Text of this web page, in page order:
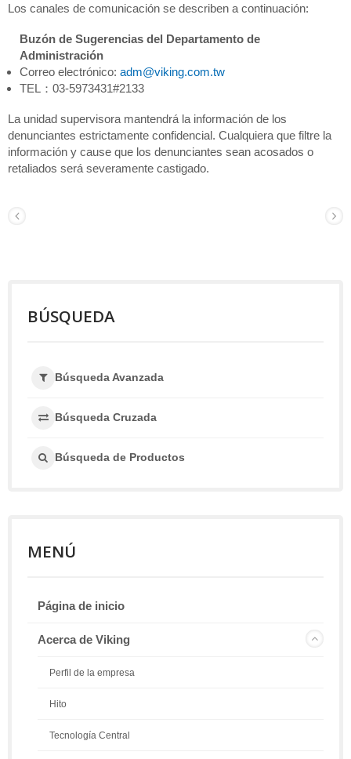
Los canales de comunicación se describen a continuación:
Buzón de Sugerencias del Departamento de
Administración
Correo electrónico: adm@viking.com.tw
TEL：03-5973431#2133
La unidad supervisora mantendrá la información de los
denunciantes estrictamente confidencial. Cualquiera que filtre la
información y cause que los denunciantes sean acosados o
retaliados será severamente castigado.
BÚSQUEDA
Búsqueda Avanzada
Búsqueda Cruzada
Búsqueda de Productos
MENÚ
Página de inicio
Acerca de Viking
Perfil de la empresa
Hito
Tecnología Central